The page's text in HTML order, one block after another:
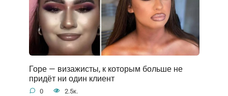
Горе — визажисты, к которым больше не
придёт ни один клиент
0 2.5к.